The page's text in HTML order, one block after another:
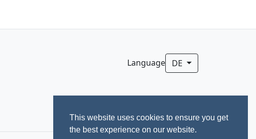
This website uses cookies to ensure you get
the best experience on our website.
Language DE